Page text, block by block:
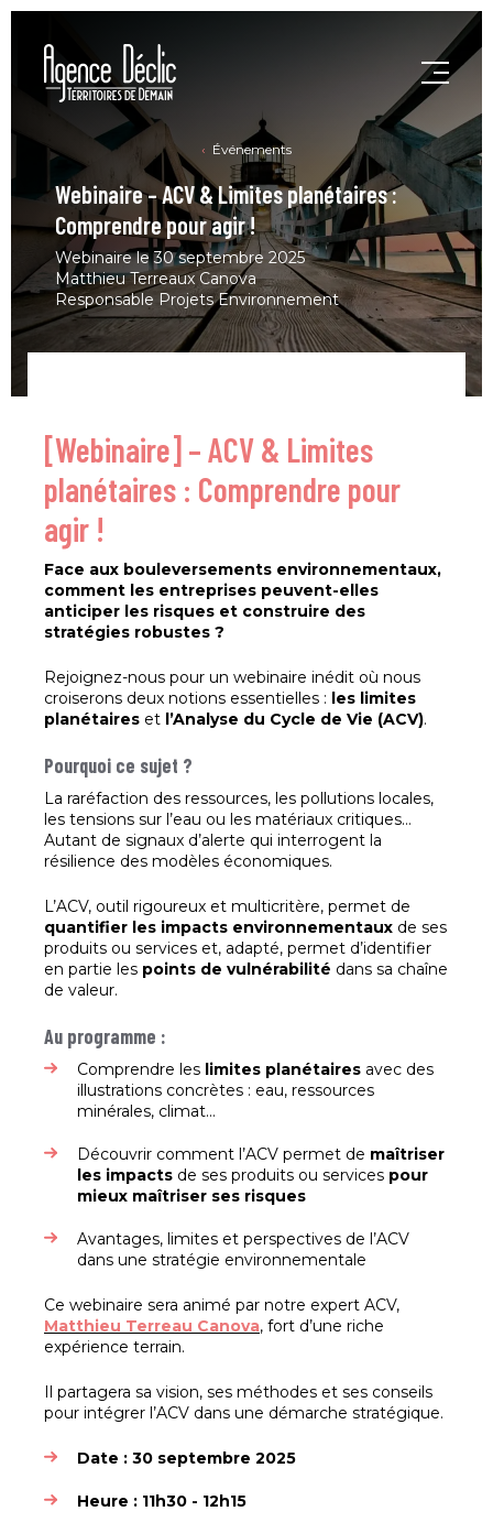
Événements
Webinaire – ACV & Limites planétaires :
Comprendre pour agir !
Webinaire le 30 septembre 2025
Matthieu Terreaux Canova
Responsable Projets Environnement
[Webinaire] – ACV & Limites
planétaires : Comprendre pour
agir !
Face aux bouleversements environnementaux,
comment les entreprises peuvent-elles
anticiper les risques et construire des
stratégies robustes ?
Rejoignez-nous pour un webinaire inédit où nous
croiserons deux notions essentielles : les limites
planétaires et l’Analyse du Cycle de Vie (ACV).
Pourquoi ce sujet ?
La raréfaction des ressources, les pollutions locales,
les tensions sur l’eau ou les matériaux critiques…
Autant de signaux d’alerte qui interrogent la
résilience des modèles économiques.
L’ACV, outil rigoureux et multicritère, permet de
quantifier les impacts environnementaux de ses
produits ou services et, adapté, permet d’identifier
en partie les points de vulnérabilité dans sa chaîne
de valeur.
Au programme :
Comprendre les limites planétaires avec des
illustrations concrètes : eau, ressources
minérales, climat…
Découvrir comment l’ACV permet de maîtriser
les impacts de ses produits ou services pour
mieux maîtriser ses risques
Avantages, limites et perspectives de l’ACV
dans une stratégie environnementale
Ce webinaire sera animé par notre expert ACV,
Matthieu Terreau Canova, fort d’une riche
expérience terrain.
Il partagera sa vision, ses méthodes et ses conseils
pour intégrer l’ACV dans une démarche stratégique.
Date : 30 septembre 2025
Heure : 11h30 - 12h15